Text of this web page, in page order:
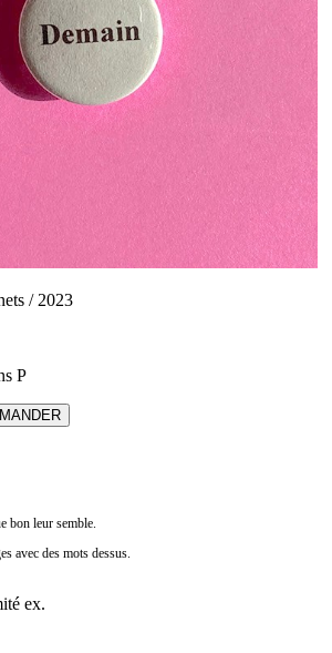
/ 2023
P
bon leur semble.
avec des mots dessus.
ex.